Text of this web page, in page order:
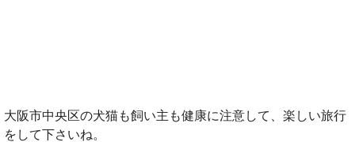
大阪市中央区の犬猫も飼い主も健康に注意して、楽しい旅行
をして下さいね。